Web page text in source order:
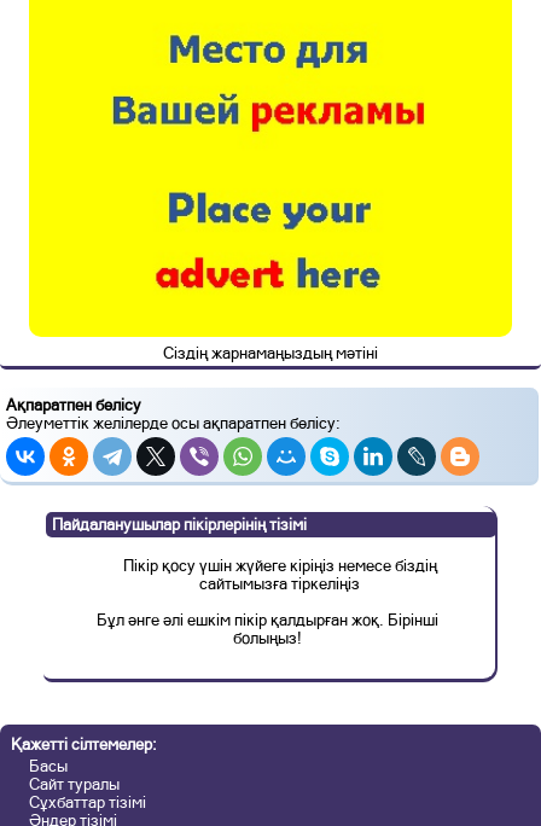
Сіздің жарнамаңыздың мәтіні
Ақпаратпен бөлісу
Әлеуметтік желілерде осы ақпаратпен бөлісу:
Пайдаланушылар пікірлерінің тізімі
Пікір қосу үшін жүйеге кіріңіз немесе біздің
сайтымызға тіркеліңіз
Бұл әнге әлі ешкім пікір қалдырған жоқ. Бірінші
болыңыз!
Қажетті сілтемелер:
Басы
Сайт туралы
Сұхбаттар тізімі
Әндер тізімі